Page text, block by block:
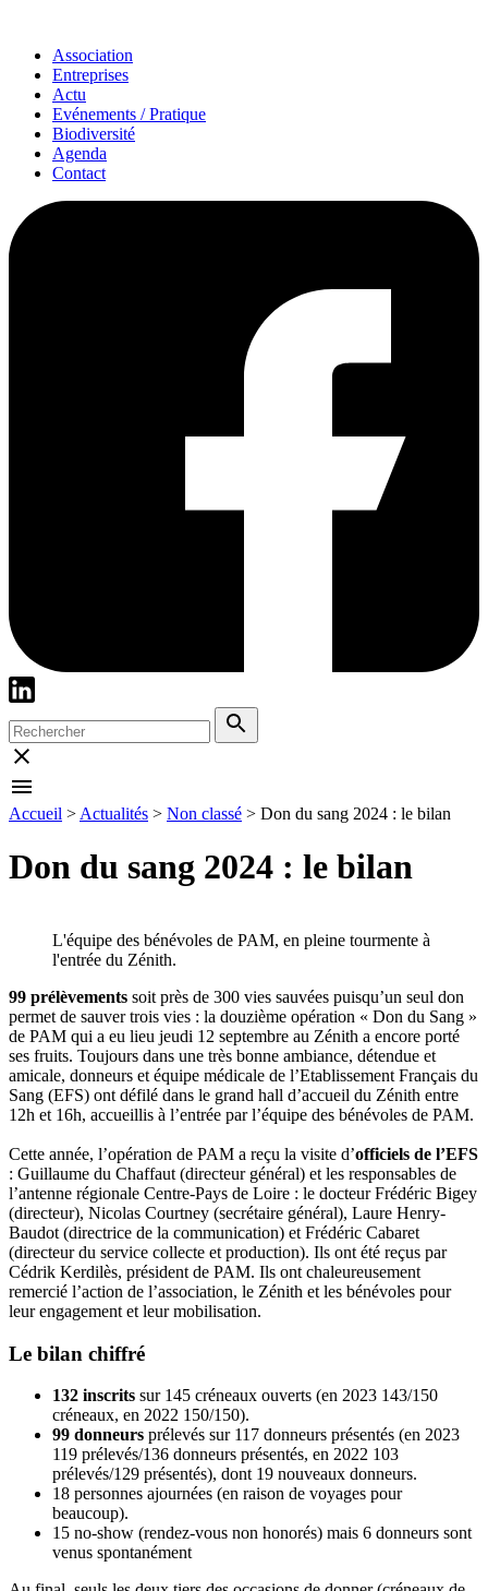
Association
Entreprises
Actu
Evénements / Pratique
Biodiversité
Agenda
Contact
Accueil > Actualités > Non classé > Don du sang 2024 : le bilan
Don du sang 2024 : le bilan
L'équipe des bénévoles de PAM, en pleine tourmente à
l'entrée du Zénith.
99 prélèvements soit près de 300 vies sauvées puisqu’un seul don
permet de sauver trois vies : la douzième opération « Don du Sang »
de PAM qui a eu lieu jeudi 12 septembre au Zénith a encore porté
ses fruits. Toujours dans une très bonne ambiance, détendue et
amicale, donneurs et équipe médicale de l’Etablissement Français du
Sang (EFS) ont défilé dans le grand hall d’accueil du Zénith entre
12h et 16h, accueillis à l’entrée par l’équipe des bénévoles de PAM.
Cette année, l’opération de PAM a reçu la visite d’officiels de l’EFS
: Guillaume du Chaffaut (directeur général) et les responsables de
l’antenne régionale Centre-Pays de Loire : le docteur Frédéric Bigey
(directeur), Nicolas Courtney (secrétaire général), Laure Henry-
Baudot (directrice de la communication) et Frédéric Cabaret
(directeur du service collecte et production). Ils ont été reçus par
Cédrik Kerdilès, président de PAM. Ils ont chaleureusement
remercié l’action de l’association, le Zénith et les bénévoles pour
leur engagement et leur mobilisation.
Le bilan chiffré
132 inscrits sur 145 créneaux ouverts (en 2023 143/150
créneaux, en 2022 150/150).
99 donneurs prélevés sur 117 donneurs présentés (en 2023
119 prélevés/136 donneurs présentés, en 2022 103
prélevés/129 présentés), dont 19 nouveaux donneurs.
18 personnes ajournées (en raison de voyages pour
beaucoup).
15 no-show (rendez-vous non honorés) mais 6 donneurs sont
venus spontanément